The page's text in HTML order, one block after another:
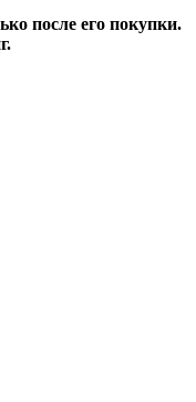
после его покупки.